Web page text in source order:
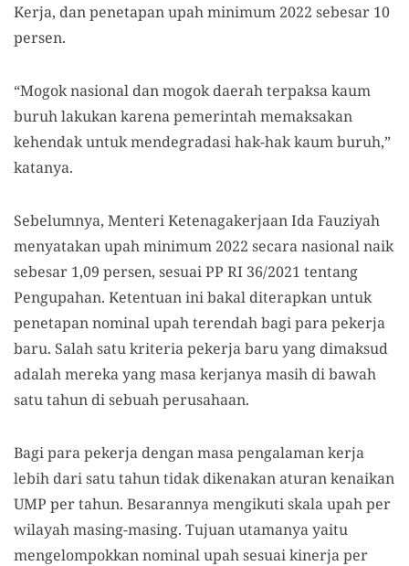
Kerja, dan penetapan upah minimum 2022 sebesar 10
persen.
“Mogok nasional dan mogok daerah terpaksa kaum
buruh lakukan karena pemerintah memaksakan
kehendak untuk mendegradasi hak-hak kaum buruh,”
katanya.
Sebelumnya, Menteri Ketenagakerjaan Ida Fauziyah
menyatakan upah minimum 2022 secara nasional naik
sebesar 1,09 persen, sesuai PP RI 36/2021 tentang
Pengupahan. Ketentuan ini bakal diterapkan untuk
penetapan nominal upah terendah bagi para pekerja
baru. Salah satu kriteria pekerja baru yang dimaksud
adalah mereka yang masa kerjanya masih di bawah
satu tahun di sebuah perusahaan.
Bagi para pekerja dengan masa pengalaman kerja
lebih dari satu tahun tidak dikenakan aturan kenaikan
UMP per tahun. Besarannya mengikuti skala upah per
wilayah masing-masing. Tujuan utamanya yaitu
mengelompokkan nominal upah sesuai kinerja per